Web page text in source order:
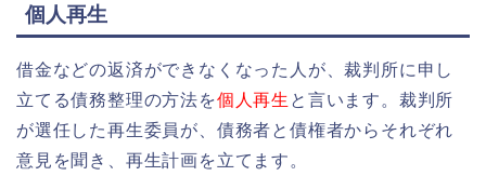
個人再生
借金などの返済ができなくなった人が、裁判所に申し
立てる債務整理の方法を個人再生 と言います。裁判所
が選任した再生委員が、債務者と債権者からそれぞれ
意見を聞き、再生計画を立てます。